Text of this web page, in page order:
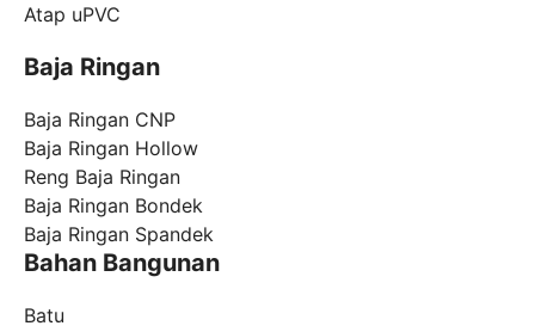
Atap uPVC
Baja Ringan
Baja Ringan CNP
Baja Ringan Hollow
Reng Baja Ringan
Baja Ringan Bondek
Baja Ringan Spandek
Bahan Bangunan
Batu